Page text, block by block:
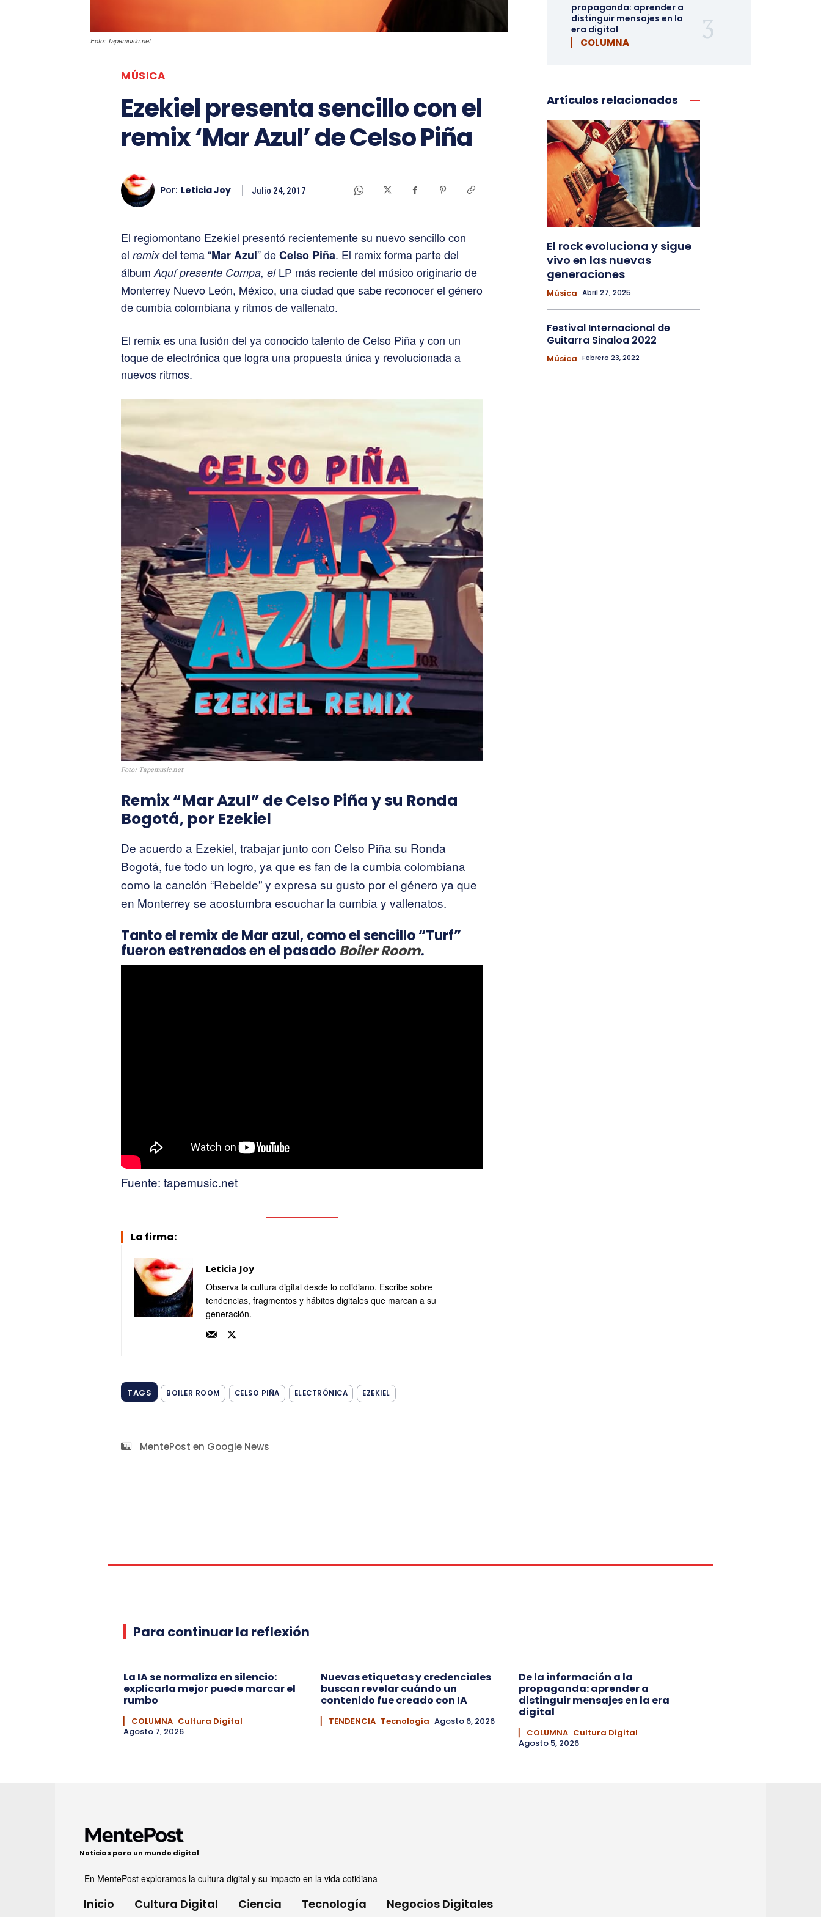
Foto: Tapemusic.net
MÚSICA
Ezekiel presenta sencillo con el
remix ‘Mar Azul’ de Celso Piña
Por: Leticia Joy Julio 24, 2017
El regiomontano Ezekiel presentó recientemente su nuevo sencillo con
el remixdel tema “Mar Azul” deCelso Piña. El remix forma parte del
álbum Aquí presente Compa, el LP más reciente del músico originario de
Monterrey Nuevo León, México, una ciudad que sabe reconocer el género
de cumbia colombiana y ritmos de vallenato.
El remix es una fusión del ya conocido talento de Celso Piña y con un
toque de electrónica que logra una propuesta única y revolucionada a
nuevos ritmos.
Foto: Tapemusic.net
Remix “Mar Azul” de Celso Piña y su Ronda
Bogotá, por Ezekiel
De acuerdo a Ezekiel, trabajar junto con Celso Piña su Ronda
Bogotá, fue todo un logro, ya que es fan de la cumbia colombiana
como la canción “Rebelde” y expresa su gusto por el género ya que
en Monterrey se acostumbra escuchar la cumbia y vallenatos.
Tanto el remix de Mar azul, como el sencillo “Turf”
fueron estrenados en el pasadoBoiler Room.
Fuente: tapemusic.net
La firma:
Leticia Joy
Observa la cultura digital desde lo cotidiano. Escribe sobre
tendencias, fragmentos y hábitos digitales que marcan a su
generación.
TAGS BOILER ROOM CELSO PIÑA ELECTRÓNICA EZEKIEL
MentePost en Google News
propaganda: aprender a
distinguir mensajes en la
era digital
▏ COLUMNA
Artículos relacionados
El rock evoluciona y sigue
vivo en las nuevas
generaciones
Música Abril 27, 2025
Festival Internacional de
Guitarra Sinaloa 2022
Música Febrero 23, 2022
Para continuar la reflexión
La IA se normaliza en silencio:
explicarla mejor puede marcar el
rumbo
▏ COLUMNA Cultura Digital
Agosto 7, 2026
Nuevas etiquetas y credenciales
buscan revelar cuándo un
contenido fue creado con IA
▏ TENDENCIA Tecnología Agosto 6, 2026
De la información a la
propaganda: aprender a
distinguir mensajes en la era
digital
▏ COLUMNA Cultura Digital
Agosto 5, 2026
Noticias para un mundo digital
En MentePost exploramos la cultura digital y su impacto en la vida cotidiana
Inicio Cultura Digital Ciencia Tecnología Negocios Digitales